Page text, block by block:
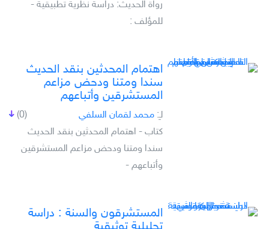
رواة الحديث: دراسة نظرية تطبيقية -
للمؤلف :
اهتمام المحدثين بنقد الحديث
سندا ومتنا ودحض مزاعم
المستشرقين وأتباعهم
(0) لـِ: محمد لقمان السلفي
كتاب - اهتمام المحدثين بنقد الحديث
سندا ومتنا ودحض مزاعم المستشرقين
وأتباعهم -
المستشرقون والسنة : دراسة